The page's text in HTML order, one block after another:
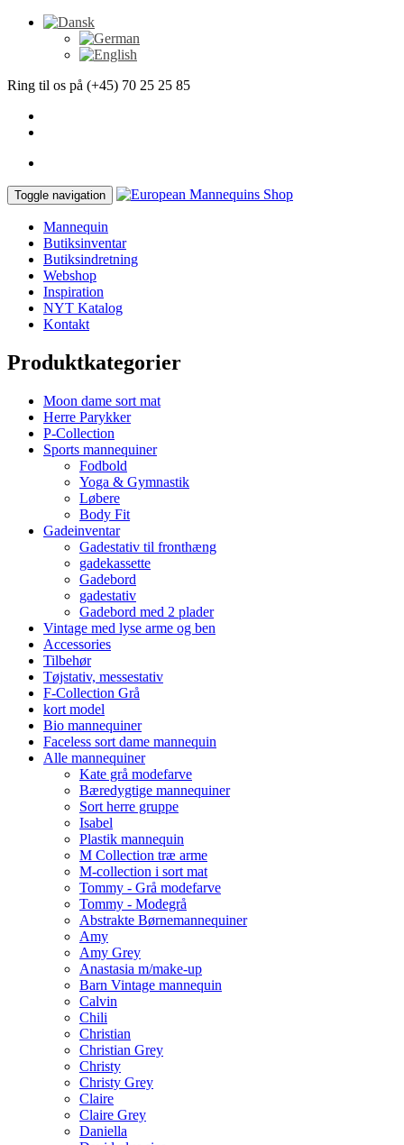
Ring til os på (+45) 70 25 25 85
Toggle navigation
Mannequin
Butiksinventar
Butiksindretning
Webshop
Inspiration
NYT Katalog
Kontakt
Produktkategorier
Moon dame sort mat
Herre Parykker
P-Collection
Sports mannequiner
Fodbold
Yoga & Gymnastik
Løbere
Body Fit
Gadeinventar
Gadestativ til fronthæng
gadekassette
Gadebord
gadestativ
Gadebord med 2 plader
Vintage med lyse arme og ben
Accessories
Tilbehør
Tøjstativ, messestativ
F-Collection Grå
kort model
Bio mannequiner
Faceless sort dame mannequin
Alle mannequiner
Kate grå modefarve
Bæredygtige mannequiner
Sort herre gruppe
Isabel
Plastik mannequin
M Collection træ arme
M-collection i sort mat
Tommy - Grå modefarve
Tommy - Modegrå
Abstrakte Børnemannequiner
Amy
Amy Grey
Anastasia m/make-up
Barn Vintage mannequin
Calvin
Chili
Christian
Christian Grey
Christy
Christy Grey
Claire
Claire Grey
Daniella